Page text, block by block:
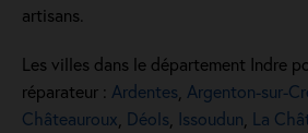
artisans.
Les villes dans le département Indre
réparateur : Ardentes Argenton-sur-
Châteauroux Déols Issoudun La